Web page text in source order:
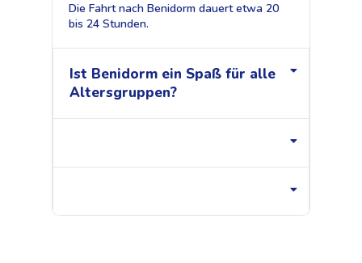
Die Fahrt nach Benidorm dauert etwa 20
bis 24 Stunden.
Ist Benidorm ein Spaß für alle
Altersgruppen?